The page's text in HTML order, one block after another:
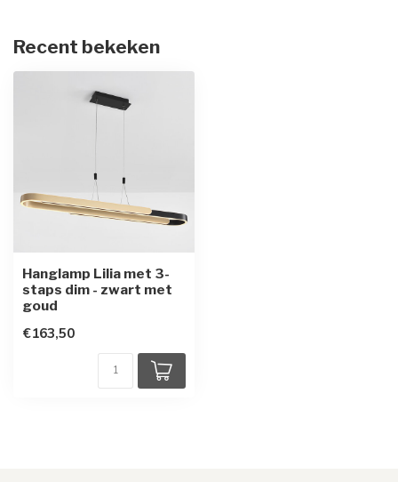
Recent bekeken
Hanglamp Lilia met 3-
staps dim - zwart met
goud
€163,50